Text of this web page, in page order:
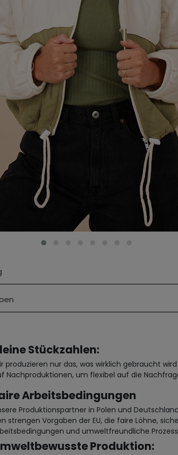
Stückzahlen:
produzieren nur das, was wirklich gebraucht
Nachproduktionen, um flexibel auf die
Arbeitsbedingungen
Produktionspartner in Polen und
strengen Vorgaben der EU, die faire Löhne,
und umweltfreundliche
Produktion: